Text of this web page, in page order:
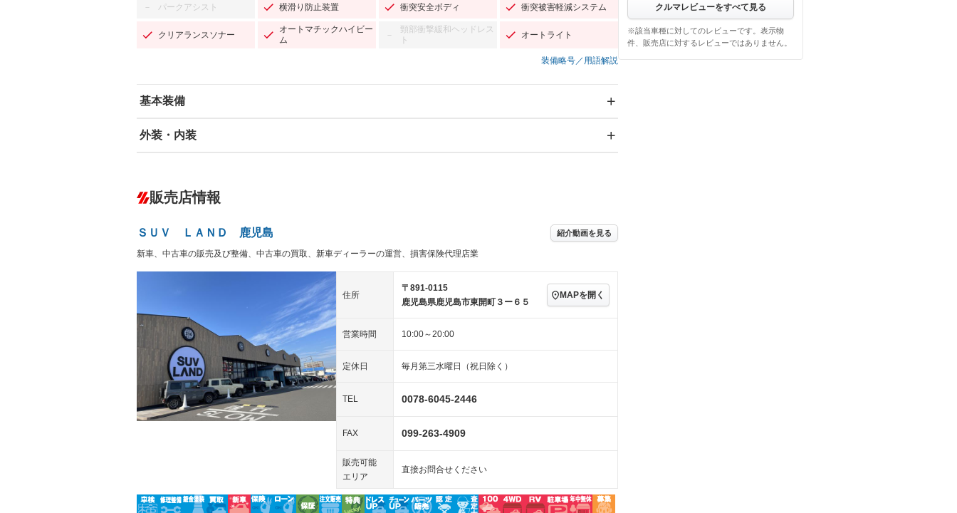
－ パークアシスト 横滑り防止装置 衝突安全ボディ 衝突被害軽減システム
クリアランスソナー
オートマチックハイビー
ム
－
頸部衝撃緩和ヘッドレス
ト
オートライト
装備略号／用語解説
基本装備
エアバッグ：運転席/助手席/サイド
－ ダウンヒルアシストコントロール
－ センターデフロック
装備略号／用語解説
外装・内装
オーディオ：CDまたはCDチェンジャー／ミュージック
プレイヤー接続可
－
ヘッドライトウォッシャ
ー
キーレス
LEDヘッドランプ － HID(キセノンライト) － ポータブルナビ
スマートキー ローダウン
パワーシート 3列シート ベンチシート
フルフラットシート － チップアップシート オットマン
シートヒーター － ウォークスルー 後席モニター
フロントカメラ シートエアコン
－ ルーフレール －
販売店情報
ＳＵＶ ＬＡＮＤ 鹿児島 紹介動画を見る
新車、中古車の販売及び整備、中古車の買取、新車ディーラーの運営、損害保険代理店業
住所
〒891-0115
鹿児島県鹿児島市東開町３ー６５
MAPを開く
営業時間 10:00～20:00
定休日 毎月第三水曜日（祝日除く）
TEL 0078-6045-2446
FAX 099-263-4909
販売可能
エリア
直接お問合せください
クルマレビューをすべて見る
※該当車種に対してのレビューです。表示物
件、販売店に対するレビューではありません。